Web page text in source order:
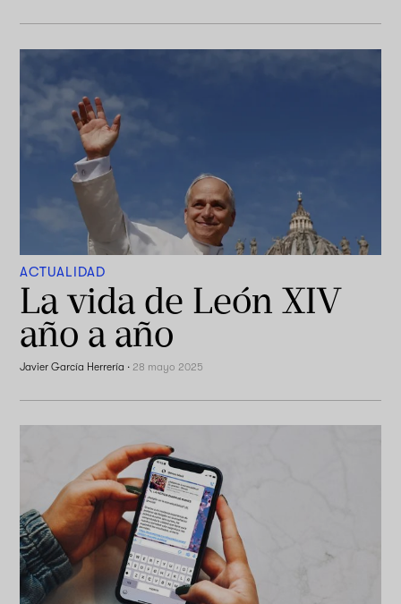
ACTUALIDAD
La vida de León XIV
año a año
Javier García Herrería ·28 mayo 2025